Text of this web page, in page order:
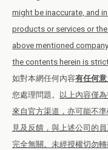
might be inaccurate, and
products or services or
above mentioned
the contents herein is
如對本網任何內容有任何
您處理問題。
以上內容僅
來自官方渠道，亦可能不
見及反饋，與上述公司的
完全無關。未經授權切勿